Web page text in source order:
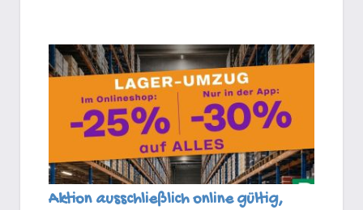
Aktion ausschließlich online gültig,